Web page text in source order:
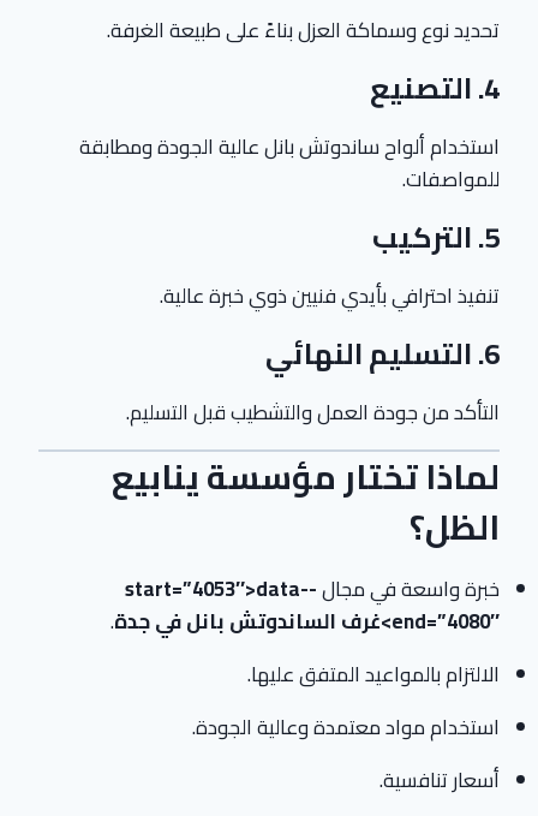
تحديد نوع وسماكة العزل بناءً على طبيعة الغرفة.
4. التصنيع
استخدام ألواح ساندوتش بانل عالية الجودة ومطابقة
للمواصفات.
5. التركيب
تنفيذ احترافي بأيدي فنيين ذوي خبرة عالية.
6. التسليم النهائي
التأكد من جودة العمل والتشطيب قبل التسليم.
لماذا تختار مؤسسة ينابيع
الظل؟
خبرة واسعة في مجال -start=”4053″>data-
end=”4080″>غرف الساندوتش بانل في جدة
.
الالتزام بالمواعيد المتفق عليها.
استخدام مواد معتمدة وعالية الجودة.
أسعار تنافسية.